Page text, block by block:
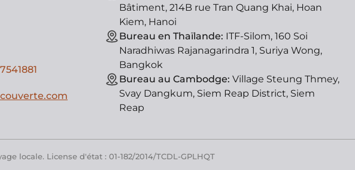
Bâtiment, 214B rue Tran Quang Khai, Hoan
Kiem, Hanoi
Bureau en Thaïlande: ITF-Silom, 160 Soi
Naradhiwas Rajanagarindra 1, Suriya Wong,
Bangkok
Bureau au Cambodge: Village Steung Thmey,
Svay Dangkum, Siem Reap District, Siem
Reap
locale. License d'état : 01-182/2014/TCDL-GPLHQT